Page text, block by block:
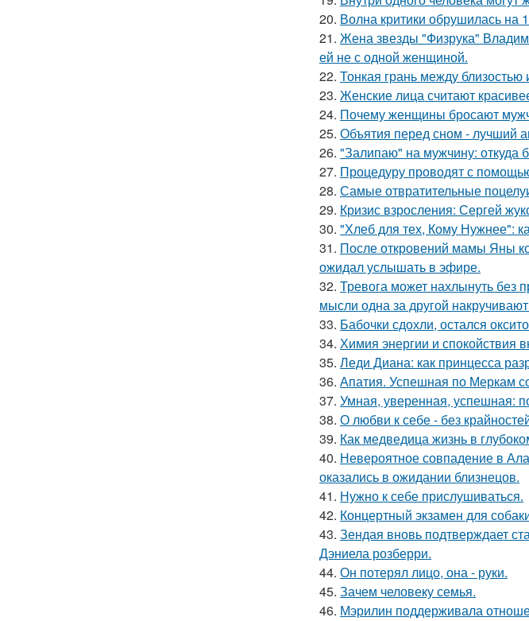
20. Волна критики обрушилась на
21. Жена звезды "Физрука"
ей не с одной женщиной.
22. Тонкая грань между
23. Женские лица считают
24. Почему женщины бросают
25. Объятия перед сном - лучший
26. "Залипаю" на мужчину: откуда
27. Процедуру проводят с
28. Самые отвратительные
29. Кризис взросления: Сергей
30. "Хлеб для тех, Кому Нужнее":
31. После откровений мамы Яны
ожидал услышать в эфире.
32. Тревога может нахлынуть без
мысли одна за другой
33. Бабочки сдохли, остался
34. Химия энергии и спокойствия
35. Леди Диана: как принцесса
36. Апатия. Успешная по Меркам
37. Умная, уверенная, успешная:
38. О любви к себе - без
39. Как медведица жизнь в
40. Невероятное совпадение в
оказались в ожидании близнецов.
41. Нужно к себе прислушиваться.
42. Концертный экзамен для
43. Зендая вновь подтверждает
Дэниела розберри.
44. Он потерял лицо, она - руки.
45. Зачем человеку семья.
46. Мэрилин поддерживала